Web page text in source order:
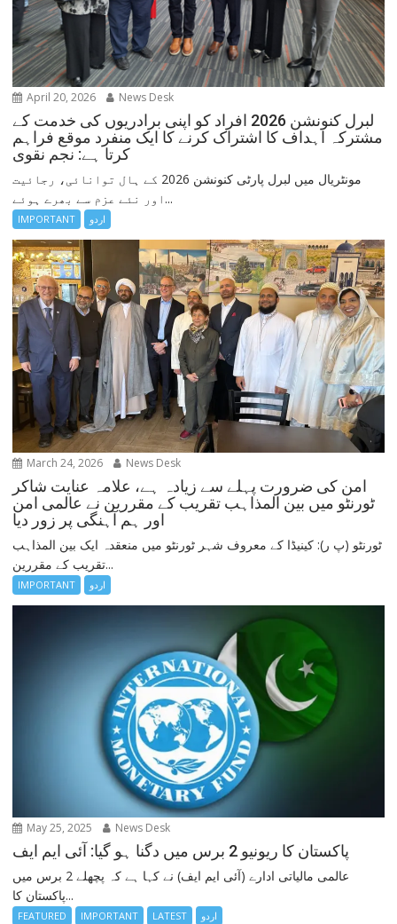
April 20, 2026 News Desk
لبرل کنونشن 2026 افراد کو اپنی برادریوں کی خدمت کے
مشترکہ اہداف کا اشتراک کرنے کا ایک منفرد موقع فراہم
کرتا ہے: نجم نقوی
مونٹریال میں لبرل پارٹی کنونشن 2026 کے ہال توانائی، رجائیت
اور نئے عزم سے بھرے ہوئے...
IMPORTANT اردو
March 24, 2026 News Desk
امن کی ضرورت پہلے سے زیادہ ہے، علامہ عنایت شاکر
ٹورنٹو میں بین المذاہب تقریب کے مقررین نے عالمی امن
اور ہم آہنگی پر زور دیا
ٹورنٹو (پ ر): کینیڈا کے معروف شہر ٹورنٹو میں منعقدہ ایک بین المذاہب
تقریب کے مقررین...
IMPORTANT اردو
May 25, 2025 News Desk
پاکستان کا ریونیو 2 برس میں دگنا ہو گیا: آئی ایم ایف
عالمی مالیاتی ادارے (آئی ایم ایف) نے کہا ہے کہ پچھلے 2 برس میں
پاکستان کا...
FEATURED IMPORTANT LATEST اردو